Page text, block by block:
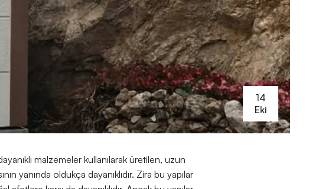
14
Eki
malzemeler kullanılarak üretilen, uzun
yanında oldukça dayanıklıdır. Zira bu yapılar